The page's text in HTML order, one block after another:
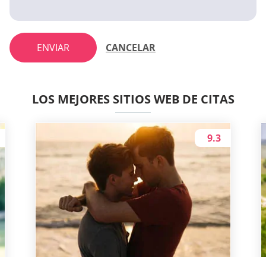
ENVIAR CANCELAR
LOS MEJORES SITIOS WEB DE CITAS
9.3